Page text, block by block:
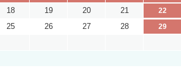
18 19 20 21
22
25 26 27 28
29